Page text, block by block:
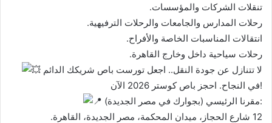
تنقلات الشركات والمؤسسات.
رحلات المدارس والجامعات والرحلات الترفيهية.
انتقالات المناسبات الخاصة والأفراح.
رحلات سياحية داخل وخارج القاهرة.
في النجاح. احجز باص كوستر 2026 الآن!
مقرنا الرئيسي (بجوارك في مصر الجديدة):
12 شارع الحجاز، ميدان المحكمة، مصر الجديدة، القاهرة.